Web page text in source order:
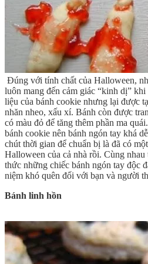
Đúng với tính chất của Halloween,
luôn mang đến cảm giác “kinh dị”
liệu của bánh cookie nhưng lại được
nhăn nheo, xấu xí. Bánh còn được
có màu đỏ để tăng thêm phần ma
bánh cookie nên bánh ngón tay khá
chút thời gian để chuẩn bị là đã có
Halloween của cả nhà rồi. Cùng
thức những chiếc bánh ngón tay độc
niệm khó quên đối với bạn và người
Bánh linh hồn